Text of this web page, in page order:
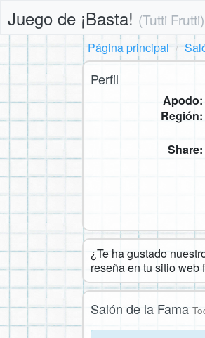
Juego de ¡Basta! (Tutti Frutti)
Página principal
Perfil
Apodo:
Región:
Share:
¿Te ha gustado
reseña en tu sitio web
Salón de la Fama